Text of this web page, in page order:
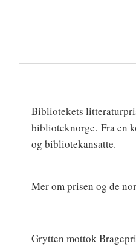
Bibliotekets
biblioteknorge. Fra en
og bibliotekansatte.
Mer om prisen og de
Grytten mottok